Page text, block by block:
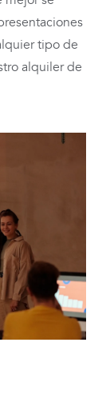
tipo de
alquiler de